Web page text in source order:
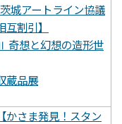
城アートライン協議
割引】
奇想と幻想の造形世
蔵品展
さま発見！スタン